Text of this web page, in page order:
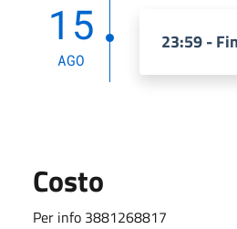
15
AGO
23:59 -
Costo
Per info 3881268817